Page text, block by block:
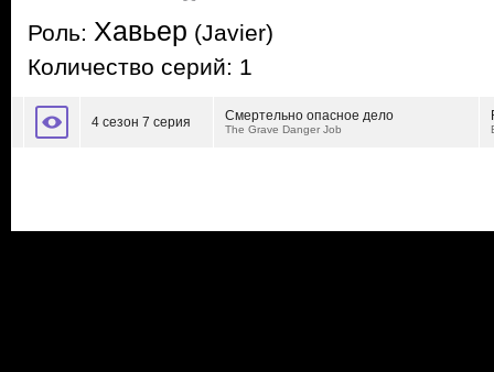
Роль: Хавьер (Javier)
Количество серий: 1
4 сезон 7 серия Смертельно опасное дело
The Grave Danger Job